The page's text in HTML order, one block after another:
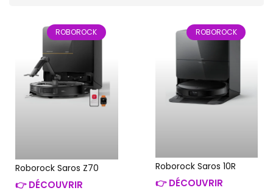
ROBOROCK
Roborock Saros Z70
👉 DÉCOUVRIR
ROBOROCK
Roborock Saros 10R
👉 DÉCOUVRIR